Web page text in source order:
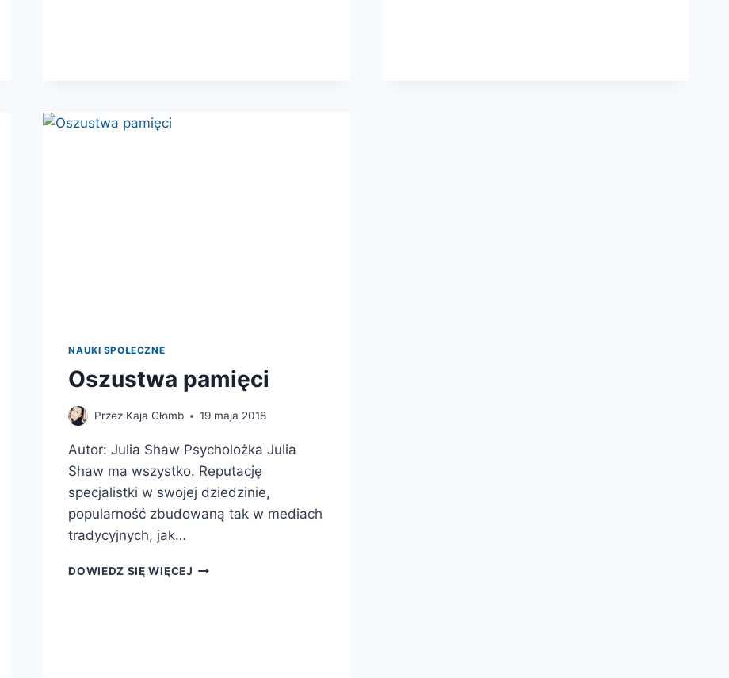
NAUKI SPOŁECZNE
Oszustwa pamięci
Przez Kaja Głomb 19 maja 2018
Autor: Julia Shaw Psycholożka Julia
Shaw ma wszystko. Reputację
specjalistki w swojej dziedzinie,
popularność zbudowaną tak w mediach
tradycyjnych, jak…
DOWIEDZ SIĘ WIĘCEJ OSZUSTWA